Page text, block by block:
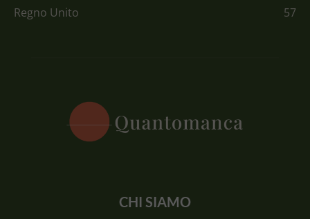
Regno Unito
57
CHI SIAMO